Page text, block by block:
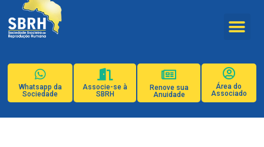
Whatsapp da
Sociedade
Associe-se à
SBRH
Renove sua
Anuidade
Área do
Associado